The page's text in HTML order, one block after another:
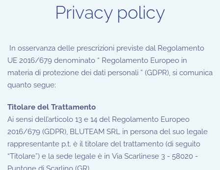
Privacy policy
In osservanza delle prescrizioni previste dal Regolamento
UE 2016/679 denominato “ Regolamento Europeo in
materia di protezione dei dati personali ” (GDPR), si comunica
quanto segue:
Titolare del Trattamento
Ai sensi dell’articolo 13 e 14 del Regolamento Europeo
2016/679 (GDPR), BLUTEAM SRL in persona del suo legale
rappresentante p.t. è il titolare del trattamento (di seguito
“Titolare”) e la sede legale è in Via Scarlinese 3 - 58020 -